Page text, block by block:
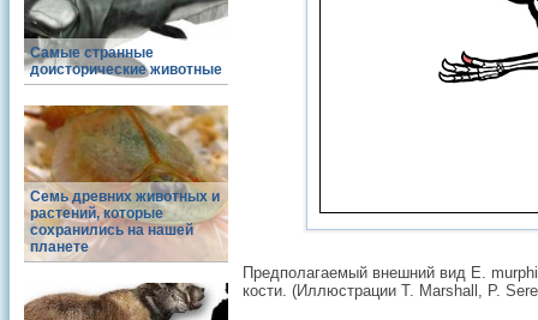
Самые странные
доисторические животные
Семь древних животных и
растений, которые
сохранились на нашей
планете
Предполагаемый внешний вид E.
кости. (Иллюстрации T. Marshall, P.